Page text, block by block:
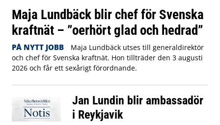
Maja Lundbäck blir chef för Svenska
kraftnät – ”oerhört glad och hedrad”
PÅ NYTT JOBB
Maja Lundbäck utses till generaldirektör
och chef för Svenska kraftnät. Hon tillträder den 3 augusti
2026 och får ett sexårigt förordnande.
Jan Lundin blir ambassadör
i Reykjavik